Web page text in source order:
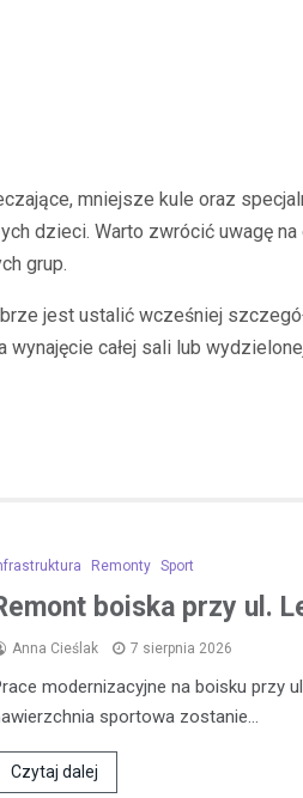
mniejsze kule oraz
dzieci. Warto zwrócić uwagę
grup.
jest ustalić wcześniej
całej sali lub
Remonty Sport
boiska przy ul.
Anna Cieślak 7 sierpnia 2026
modernizacyjne na boisku przy
sportowa zostanie…
Czytaj dalej